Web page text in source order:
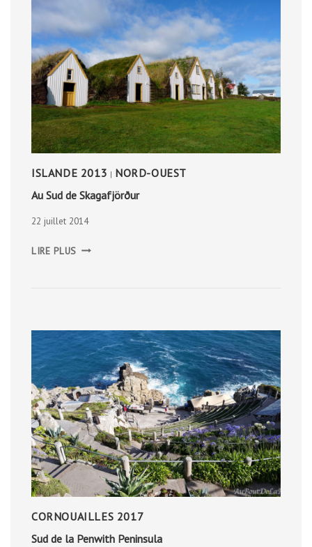
ISLANDE 2013 | NORD-OUEST
Au Sud de Skagafjörður
22 juillet 2014
LIRE PLUS SUD
CORNOUAILLES 2017
Sud de la Penwith Peninsula